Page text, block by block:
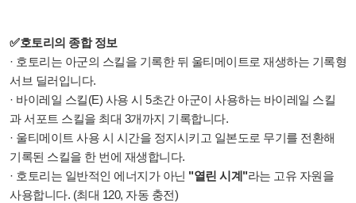
✅호토리의 종합 정보
· 호토리는 아군의 스킬을 기록한 뒤 울티메이트로 재생하는 기록형
서브 딜러입니다.
· 바이레일 스킬(E) 사용 시 5초간 아군이 사용하는 바이레일 스킬
과 서포트 스킬을 최대 3개까지 기록합니다.
· 울티메이트 사용 시 시간을 정지시키고 일본도로 무기를 전환해
기록된 스킬을 한 번에 재생합니다.
· 호토리는 일반적인 에너지가 아닌 "열린 시계"라는 고유 자원을
사용합니다. (최대 120, 자동 충전)